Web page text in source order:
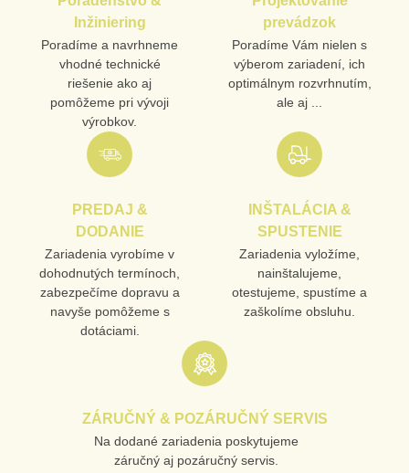
VÁŠ E-MAIL
VAŠA OTÁZKA K PRODUKTU
Inžiniering
Poradíme a navrhneme
vhodné technické
riešenie ako aj
pomôžeme pri vývoji
výrobkov.
prevádzok
Poradíme Vám nielen s
výberom zariadení, ich
optimálnym rozvrhnutím,
ale aj ...
PREDAJ &
DODANIE
Zariadenia vyrobíme v
dohodnutých termínoch,
zabezpečíme dopravu a
navyše pomôžeme s
dotáciami.
INŠTALÁCIA &
SPUSTENIE
Zariadenia vyložíme,
nainštalujeme,
otestujeme, spustíme a
zaškolíme obsluhu.
ZÁRUČNÝ & POZÁRUČNÝ SERVIS
Na dodané zariadenia poskytujeme
záručný aj pozáručný servis.